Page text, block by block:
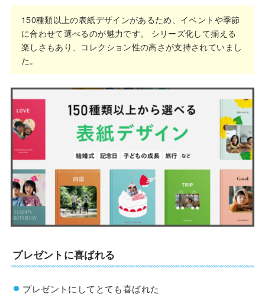
150種類以上の表紙デザインがあるため、イベントや季節
に合わせて選べるのが魅力です。 シリーズ化して揃える
楽しさもあり、コレクション性の高さが支持されていまし
た。
プレゼントに喜ばれる
プレゼントにしてとても喜ばれた